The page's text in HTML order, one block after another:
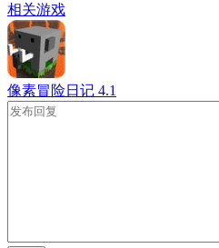
相关游戏
像素冒险日记 4.1